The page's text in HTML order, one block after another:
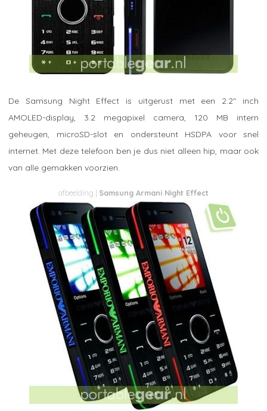
De Samsung Night Effect is uitgerust met een 2.2" inch
AMOLED-display, 3.2 megapixel camera, 120 MB intern
geheugen, microSD-slot en ondersteunt HSDPA voor snel
internet. Met deze telefoon ben je dus niet alleen hip, maar ook
van alle gemakken voorzien.
Samsung Armani Night Effect